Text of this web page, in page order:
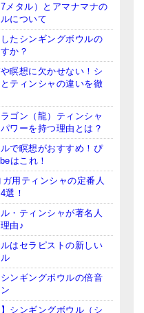
）
メタル）とアマナマナの
について
たシンギングボウルの
か？
や瞑想に欠かせない！シ
ティンシャの違いを徹
ゴン（龍）ティンシャ
ワーを持つ理由とは？
で瞑想がおすすめ！ぴ
はこれ！
ガ用ティンシャの定番人
選！
・ティンシャが著名人
由♪
はセラピストの新しい
ンギングボウルの倍音
】シンギングボウル（シ